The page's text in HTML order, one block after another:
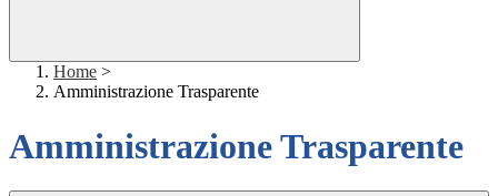
Home >
Amministrazione Trasparente
Amministrazione Trasparente